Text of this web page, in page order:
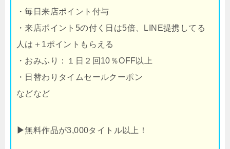
・毎日来店ポイント付与
・来店ポイント5の付く日は5倍、LINE提携してる
人は＋1ポイントもらえる
・おみふり：１日２回10％OFF以上
・日替わりタイムセールクーポン
などなど
▶無料作品が3,000タイトル以上！